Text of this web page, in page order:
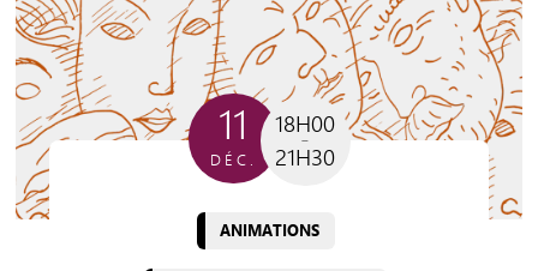
11
DÉC.
18H00
21H30
ANIMATIONS